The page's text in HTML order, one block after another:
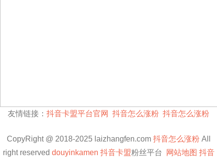
友情链接： 抖音卡盟平台官网 抖音怎么涨粉 抖音怎么涨粉
CopyRight @ 2018-2025 laizhangfen.com 抖音怎么涨粉All
right reserved douyinkamen 抖音卡盟粉丝平台 网站地图 抖音